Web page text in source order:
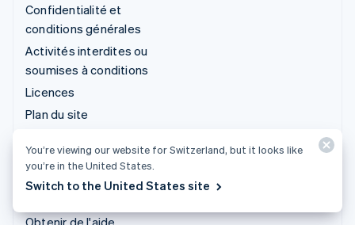
Confidentialité et
conditions générales
Activités interdites ou
soumises à conditions
Licences
Plan du site
Plus de ressources
Obtenir de l'aide
You’re viewing our website for Switzerland, but it looks like
you’re in the United States.
Switch to the United States site